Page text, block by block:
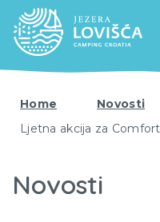
Home
Novosti
Ljetna akcija za
Novosti